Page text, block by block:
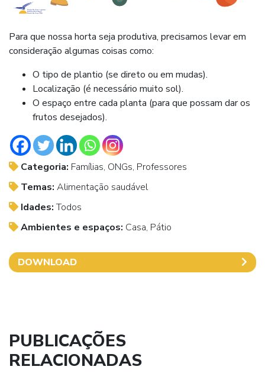
Para que nossa horta seja produtiva, precisamos levar em
consideração algumas coisas como:
O tipo de plantio (se direto ou em mudas).
Localização (é necessário muito sol).
O espaço entre cada planta (para que possam dar os
frutos desejados).
Categoria: Famílias, ONGs, Professores
Temas: Alimentação saudável
Idades:Todos
Ambientes e espaços: Casa, Pátio
DOWNLOAD
PUBLICAÇÕES
RELACIONADAS